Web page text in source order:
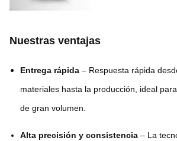
Nuestras ventajas
Entrega rápida – Respuesta rápida
materiales hasta la producción, ideal
de gran volumen.
Alta precisión y consistencia – La